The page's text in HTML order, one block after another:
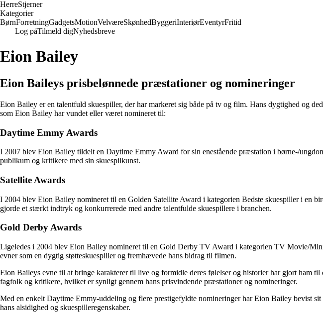
HerreStjerner
Kategorier
BørnForretningGadgetsMotionVelværeSkønhedByggeriInteriørEventyrFritid
Log påTilmeld digNyhedsbreve
Eion Bailey
Eion Baileys prisbelønnede præstationer og nomineringer
Eion Bailey er en talentfuld skuespiller, der har markeret sig både på tv og film. Hans dygtighed og
som Eion Bailey har vundet eller været nomineret til:
Daytime Emmy Awards
I 2007 blev Eion Bailey tildelt en Daytime Emmy Award for sin enestående præstation i børne-/
publikum og kritikere med sin skuespilkunst.
Satellite Awards
I 2004 blev Eion Bailey nomineret til en Golden Satellite Award i kategorien Bedste skuespiller i en
gjorde et stærkt indtryk og konkurrerede med andre talentfulde skuespillere i branchen.
Gold Derby Awards
Ligeledes i 2004 blev Eion Bailey nomineret til en Gold Derby TV Award i kategorien TV Movie/
evner som en dygtig støtteskuespiller og fremhævede hans bidrag til filmen.
Eion Baileys evne til at bringe karakterer til live og formidle deres følelser og historier har gjort ham
fagfolk og kritikere, hvilket er synligt gennem hans prisvindende præstationer og nomineringer.
Med en enkelt Daytime Emmy-uddeling og flere prestigefyldte nomineringer har Eion Bailey bevist
hans alsidighed og skuespilleregenskaber.